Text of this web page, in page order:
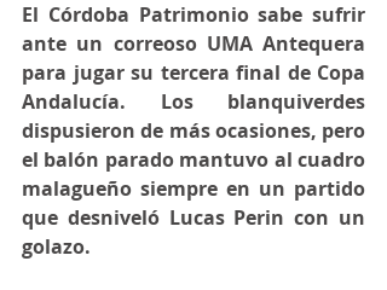
El Córdoba Patrimonio sabe sufrir
ante un correoso UMA Antequera
para jugar su tercera final de Copa
Andalucía. Los blanquiverdes
dispusieron de más ocasiones, pero
el balón parado mantuvo al cuadro
malagueño siempre en un partido
que desniveló Lucas Perin con un
golazo.